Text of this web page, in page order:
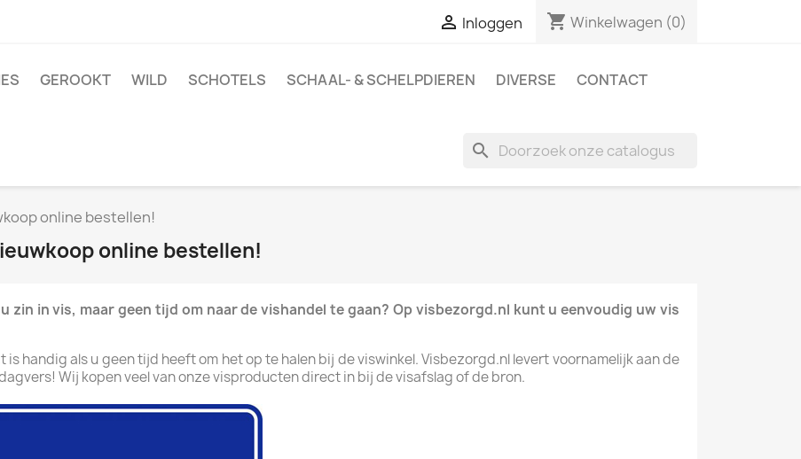
 Inloggen shopping_cart Winkelwagen (0)
GEROOKT WILD SCHOTELS SCHAAL- & SCHELPDIEREN DIVERSE
CONTACT
search
online bestellen!
online bestellen!
zin in vis, maar geen tijd om naar de vishandel te gaan? Op visbezorgd.nl kunt u eenvoudig uw vis
handig als u geen tijd heeft om het op te halen bij de viswinkel. Visbezorgd.nl levert voornamelijk aan de
Wij kopen veel van onze visproducten direct in bij de visafslag of de bron.